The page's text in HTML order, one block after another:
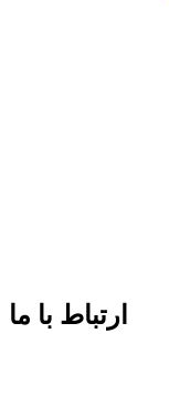
ارتباط با ما